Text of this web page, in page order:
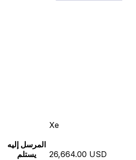
Xe
المرسل إليه
يستلم
26,664.00 USD